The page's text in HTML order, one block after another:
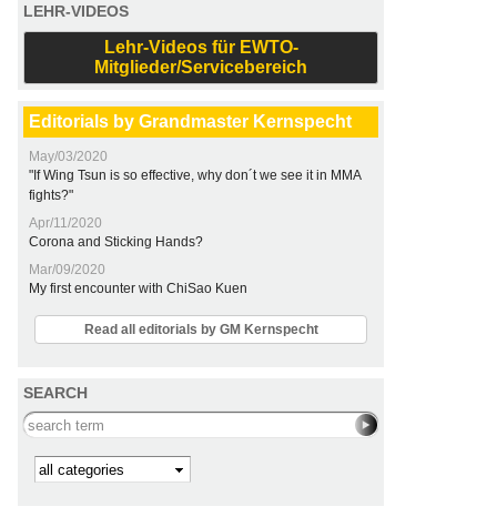
LEHR-VIDEOS
Lehr-Videos für EWTO-
Mitglieder/Servicebereich
Editorials by Grandmaster Kernspecht
May/03/2020
"If Wing Tsun is so effective, why don´t we see it in MMA
fights?"
Apr/11/2020
Corona and Sticking Hands?
Mar/09/2020
My first encounter with ChiSao Kuen
Read all editorials by GM Kernspecht
SEARCH
Search this site
Kategorie